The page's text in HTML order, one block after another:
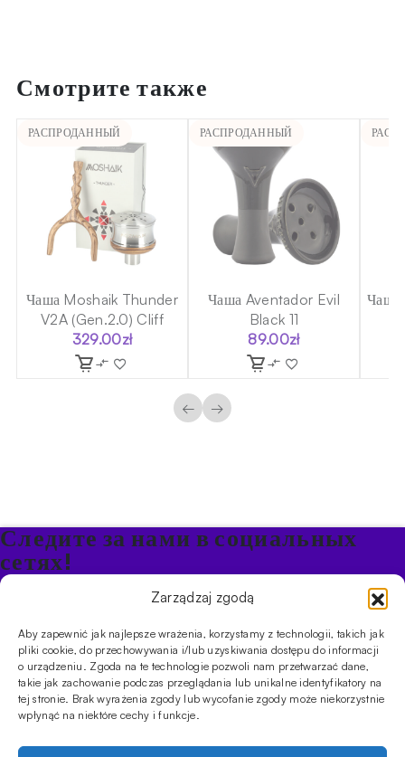
Zarządzaj zgodą
Aby zapewnić jak najlepsze wrażenia, korzystamy z technologii, takich jak
pliki cookie, do przechowywania i/lub uzyskiwania dostępu do informacji
o urządzeniu. Zgoda na te technologie pozwoli nam przetwarzać dane,
takie jak zachowanie podczas przeglądania lub unikalne identyfikatory na
tej stronie. Brak wyrażenia zgody lub wycofanie zgody może niekorzystnie
wpłynąć na niektóre cechy i funkcje.
Смотрите также
РАСПРОДАННЫЙ
Чаша Moshaik Thunder
V2A (Gen.2.0) Cliff
329.00zł
РАСПРОДАННЫЙ
Чаша Aventador Evil
Black 11
89.00zł
Чаша
← →
Следите за нами в социальных
сетях!
Будьте в курсе акций и новостей в Кальяне
ПРОДУКТЫ
КальяныЧашиУгли и розжигПродукты безникотиновые
ИНФОРМАЦИЯ
АКЦИИFAQФирмыПравила работы магазина